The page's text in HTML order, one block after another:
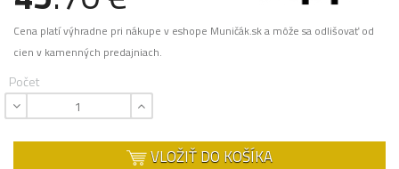
Cena platí výhradne pri nákupe v eshope Muničák.sk a môže sa odlišovať od
cien v kamenných predajniach.
Počet
VLOŽIŤ DO KOŠÍKA